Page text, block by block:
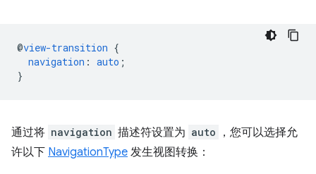
@view-transition {
navigation : auto ;
}
通过将 navigation 描述符设置为 auto
，您可以选择允
许以下 NavigationType 发生视图转换：